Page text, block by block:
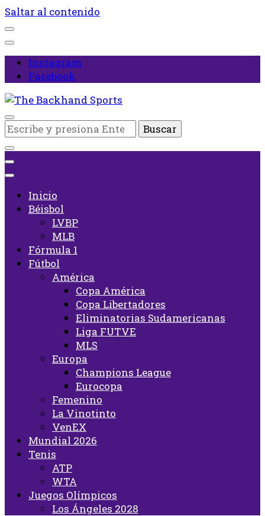
Saltar al contenido
Instagram
Facebook
The Backhand Sports
Inicio
¿Buscas
algo?
Inicio
Béisbol
LVBP
MLB
Fórmula 1
Fútbol
América
Copa América
Copa Libertadores
Eliminatorias Sudamericanas
Liga FUTVE
MLS
Europa
Champions League
Eurocopa
Femenino
La Vinotinto
VenEX
Mundial 2026
Tenis
ATP
WTA
Juegos Olímpicos
Los Ángeles 2028